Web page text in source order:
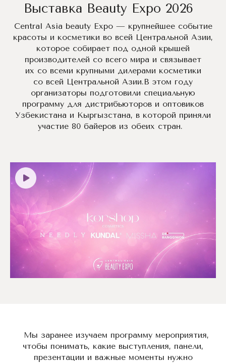
Выставка Beauty Expo 2026
Central Asia beauty Expo — крупнейшее событие
красоты и косметики во всей Центральной Азии,
которое собирает под одной крышей
производителей со всего мира и связывает
их со всеми крупными дилерами косметики
со всей Центральной Азии.В этом году
организаторы подготовили специальную
программу для дистрибьюторов и оптовиков
Узбекистана и Кыргызстана, в которой приняли
участие 80 байеров из обеих стран.
Мы заранее изучаем программу мероприятия,
чтобы понимать, какие выступления, панели,
презентации и важные моменты нужно